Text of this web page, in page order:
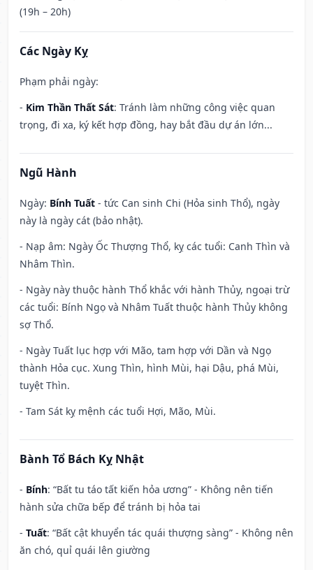
(19h – 20h)
Các Ngày Kỵ
Phạm phải ngày:
- Kim Thần Thất Sát: Tránh làm những công việc quan
trọng, đi xa, ký kết hợp đồng, hay bắt đầu dự án lớn...
Ngũ Hành
Ngày: Bính Tuất - tức Can sinh Chi (Hỏa sinh Thổ), ngày
này là ngày cát (bảo nhật).
- Nạp âm: Ngày Ốc Thượng Thổ, kỵ các tuổi: Canh Thìn và
Nhâm Thìn.
- Ngày này thuộc hành Thổ khắc với hành Thủy, ngoại trừ
các tuổi: Bính Ngọ và Nhâm Tuất thuộc hành Thủy không
sợ Thổ.
- Ngày Tuất lục hợp với Mão, tam hợp với Dần và Ngọ
thành Hỏa cục. Xung Thìn, hình Mùi, hại Dậu, phá Mùi,
tuyệt Thìn.
- Tam Sát kỵ mệnh các tuổi Hợi, Mão, Mùi.
Bành Tổ Bách Kỵ Nhật
- Bính: “Bất tu táo tất kiến hỏa ương” - Không nên tiến
hành sửa chữa bếp để tránh bị hỏa tai
- Tuất: “Bất cật khuyển tác quái thượng sàng” - Không nên
ăn chó, quỉ quái lên giường